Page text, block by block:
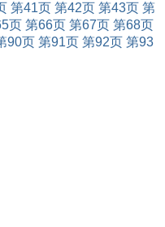
第41页 第42页 第43页 第
页 第66页 第67页 第68页
90页 第91页 第92页 第93